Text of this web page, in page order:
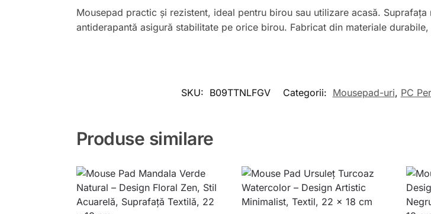
Mousepad practic și rezistent, ideal pentru birou sau utilizare acasă.
antiderapantă asigură stabilitate pe orice birou. Fabricat din materiale
SKU: B09TTNLFGV Categorii: Mousepad-uri, PC
Produse similare